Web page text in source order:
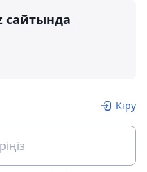
сайтында
Кіру